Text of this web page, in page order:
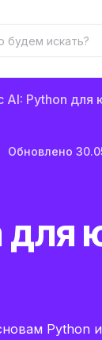
Python для
Обновлено
для
Python